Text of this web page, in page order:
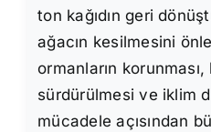
ton kağıdın geri
ağacın kesilmesini
ormanların
sürdürülmesi ve iklim
mücadele açısından